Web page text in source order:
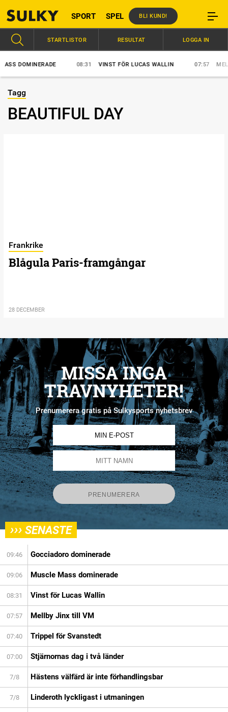
SPORT SPEL BLI KUND!
DOMINERADE 08:31 VINST FÖR LUCAS WALLIN 07:57
STARTLISTOR RESULTAT LOGGA IN
Tagg
BEAUTIFUL DAY
Frankrike
Blågula Paris-framgångar
28 DECEMBER
MISSA INGA
TRAVNYHETER!
Prenumerera gratis på Sulkysports nyhetsbrev
››› SENASTE
09:46 Gocciadoro dominerade
09:06 Muscle Mass dominerade
08:31 Vinst för Lucas Wallin
07:57 Mellby Jinx till VM
07:40 Trippel för Svanstedt
07:00 Stjärnornas dag i två länder
7/8 Hästens välfärd är inte förhandlingsbar
7/8 Linderoth lyckligast i utmaningen